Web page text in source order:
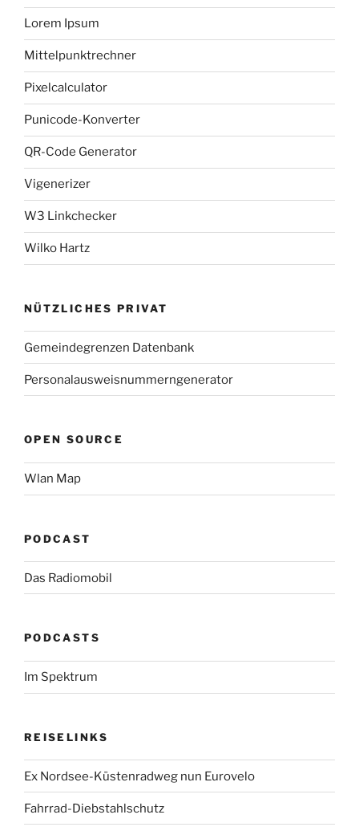
Lorem Ipsum
Mittelpunktrechner
Pixelcalculator
Punicode-Konverter
QR-Code Generator
Vigenerizer
W3 Linkchecker
Wilko Hartz
NÜTZLICHES PRIVAT
Gemeindegrenzen Datenbank
Personalausweisnummerngenerator
OPEN SOURCE
Wlan Map
PODCAST
Das Radiomobil
PODCASTS
Im Spektrum
REISELINKS
Ex Nordsee-Küstenradweg nun Eurovelo
Fahrrad-Diebstahlschutz